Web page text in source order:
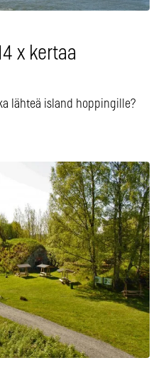
x kertaa
lähteä island hoppingille?